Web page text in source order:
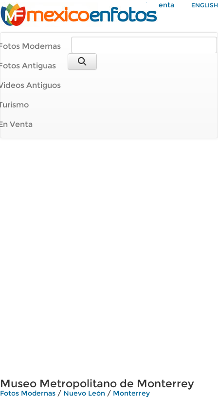
Mi Cuenta ENGLISH
Modernas
Antiguas
Antiguos
Venta
Museo Metropolitano de Monterrey
Fotos Modernas / Nuevo León / Monterrey